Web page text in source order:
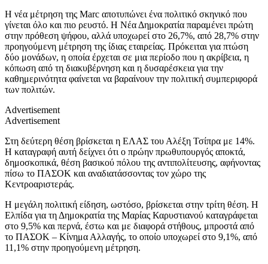
Η νέα μέτρηση της Marc αποτυπώνει ένα πολιτικό σκηνικό που
γίνεται όλο και πιο ρευστό. Η Νέα Δημοκρατία παραμένει πρώτη
στην πρόθεση ψήφου, αλλά υποχωρεί στο 26,7%, από 28,7% στην
προηγούμενη μέτρηση της ίδιας εταιρείας. Πρόκειται για πτώση
δύο μονάδων, η οποία έρχεται σε μια περίοδο που η ακρίβεια, η
κόπωση από τη διακυβέρνηση και η δυσαρέσκεια για την
καθημερινότητα φαίνεται να βαραίνουν την πολιτική συμπεριφορά
των πολιτών.
Advertisement
Advertisement
Στη δεύτερη θέση βρίσκεται η ΕΛΑΣ του Αλέξη Τσίπρα με 14%.
Η καταγραφή αυτή δείχνει ότι ο πρώην πρωθυπουργός αποκτά,
δημοσκοπικά, θέση βασικού πόλου της αντιπολίτευσης, αφήνοντας
πίσω το ΠΑΣΟΚ και αναδιατάσσοντας τον χώρο της
Κεντροαριστεράς.
Η μεγάλη πολιτική είδηση, ωστόσο, βρίσκεται στην τρίτη θέση. Η
Ελπίδα για τη Δημοκρατία της Μαρίας Καρυστιανού καταγράφεται
στο 9,5% και περνά, έστω και με διαφορά στήθους, μπροστά από
το ΠΑΣΟΚ – Κίνημα Αλλαγής, το οποίο υποχωρεί στο 9,1%, από
11,1% στην προηγούμενη μέτρηση.